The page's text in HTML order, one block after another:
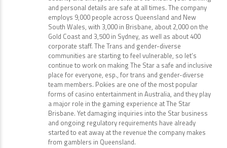
and personal details are safe at all times. The company
employs 9,000 people across Queensland and New
South Wales, with 3,000 in Brisbane, about 2,000 on the
Gold Coast and 3,500 in Sydney, as well as about 400
corporate staff. The Trans and gender-diverse
communities are starting to feel vulnerable, so let’s
continue to work on making The Star a safe and inclusive
place for everyone, esp., for trans and gender-diverse
team members. Pokies are one of the most popular
forms of casino entertainment in Australia, and they play
a major role in the gaming experience at The Star
Brisbane. Yet damaging inquiries into the Star business
and ongoing regulatory requirements have already
started to eat away at the revenue the company makes
from gamblers in Queensland.